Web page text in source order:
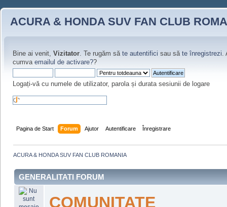
ACURA & HONDA SUV FAN CLUB
Bine ai venit, Vizitator. Te rugăm să te autentifici sau să te înregistrezi.
cumva emailul de activare??
Logați-vă cu numele de utilizator, parola și durata sesiunii de logare
Pagina de Start Forum Ajutor Autentificare Înregistrare
ACURA & HONDA SUV FAN CLUB ROMANIA
GENERALITATI FORUM
COMUNITATE